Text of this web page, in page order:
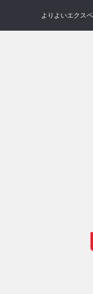
よりよいエクス